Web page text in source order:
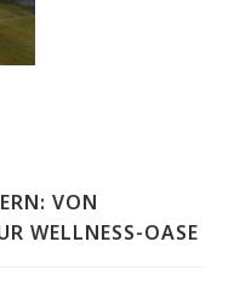
VON
WELLNESS-OASE